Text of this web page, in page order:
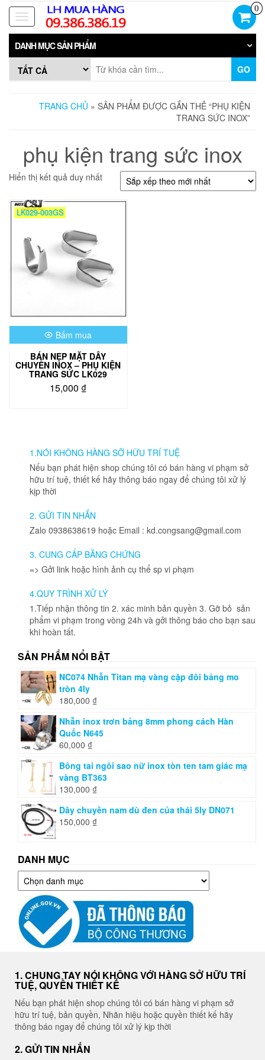
Skip
the
content
Toggle
navigation
0
DANH MỤC SẢN PHẨM
GO
TRANG CHỦ » SẢN PHẨM ĐƯỢC GẮN THẺ “PHỤ KIỆN
TRANG SỨC INOX”
phụ kiện trang sức inox
Hiển thị kết quả duy nhất
LK029-003GS
Bấm mua
BÁN NẸP MẶT DÂY
CHUYỀN INOX – PHỤ KIỆN
TRANG SỨC LK029
15,000 ₫
1.NÓI KHÔNG HÀNG SỠ HỮU TRÍ TUỆ
Nếu bạn phát hiện shop chúng tôi có bán hàng vi phạm sở
hữu trí tuệ, thiết kế hãy thông báo ngay để chúng tôi xử lý
kịp thời
2. GỬI TIN NHẮN
Zalo 0938638619 hoặc Email : kd.congsang@gmail.com
3. CUNG CẤP BẰNG CHỨNG
=> Gởi link hoặc hình ảnh cụ thể sp vi phạm
4.QUY TRÌNH XỬ LÝ
1.Tiếp nhận thông tin 2. xác minh bản quyền 3. Gỡ bỏ sản
phẩm vi phạm trong vòng 24h và gởi thông báo cho bạn sau
khi hoàn tất.
SẢN PHẨM NỔI BẬT
NC074 Nhẫn Titan mạ vàng cặp đôi bảng mo
tròn 4ly
180,000 ₫
Nhẫn inox trơn bảng 8mm phong cách Hàn
Quốc N645
60,000 ₫
Bông tai ngôi sao nữ inox tòn ten tam giác mạ
vàng BT363
130,000 ₫
Dây chuyền nam dù đen của thái 5ly DN071
150,000 ₫
DANH MỤC
Danh
mục
1. CHUNG TAY NÓI KHÔNG VỚI HÀNG SỞ HỮU TRÍ
TUỆ, QUYỀN THIẾT KẾ
Nếu bạn phát hiện shop chúng tôi có bán hàng vi phạm sở
hữu trí tuệ, bản quyền, Nhãn hiệu hoặc quyền thiết kế hãy
thông báo ngay để chúng tôi xử lý kịp thời
2. GỬI TIN NHẮN